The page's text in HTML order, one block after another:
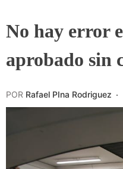
No hay error
aprobado sin
POR Rafael PIna Rodriguez